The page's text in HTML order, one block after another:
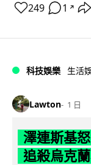
249 1 ↗
科技娛樂 生活
Lawton 1 日
澤連斯基
追殺烏克